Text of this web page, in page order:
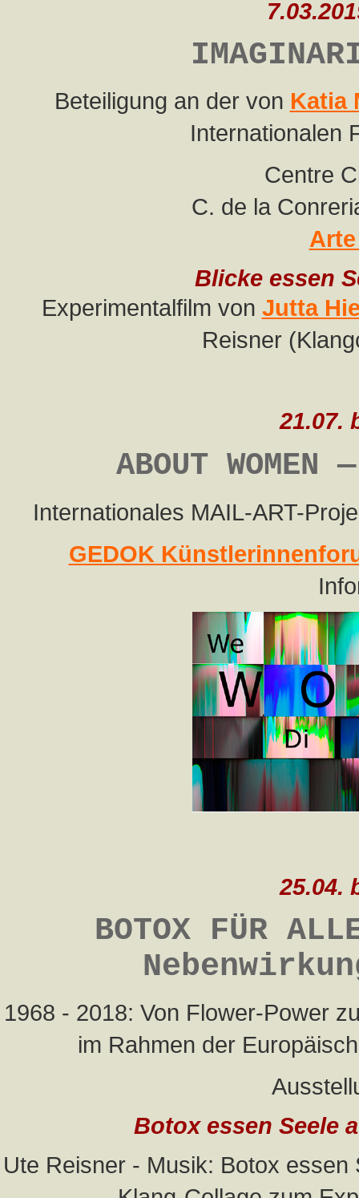
Beteiligung an der von Katia
Internationalen
Centre
C. de la
Blicke essen
Experimentalfilm von Jutta
Reisner
21.07.
ABOUT
Internationales MAIL-ART-
GEDOK
25.04.
BOTOX FÜR
1968 - 2018: Von Flower-Power
im Rahmen der
Botox essen Seele
Ute Reisner - Musik: Botox